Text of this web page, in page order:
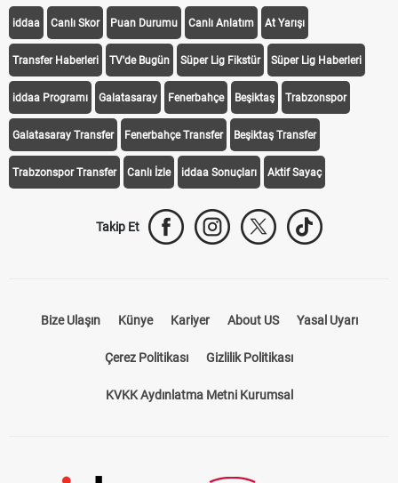
iddaa Canlı Skor Puan Durumu Canlı Anlatım At Yarışı
Transfer Haberleri TV'de Bugün Süper Lig Fikstür Süper Lig Haberleri
iddaa Programı Galatasaray Fenerbahçe Beşiktaş Trabzonspor
Galatasaray Transfer Fenerbahçe Transfer Beşiktaş Transfer
Trabzonspor Transfer Canlı İzle iddaa Sonuçları Aktif Sayaç
Takip Et
Bize Ulaşın Künye Kariyer About US Yasal Uyarı
Çerez Politikası Gizlilik Politikası
KVKK Aydınlatma Metni Kurumsal